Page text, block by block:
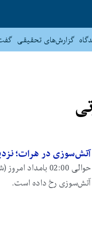
گزارش‌های تحقیقی
آتش‌سوزی در هرات؛ نزدیک به 200 دکان
آتش‌سوزی رخ داده است.